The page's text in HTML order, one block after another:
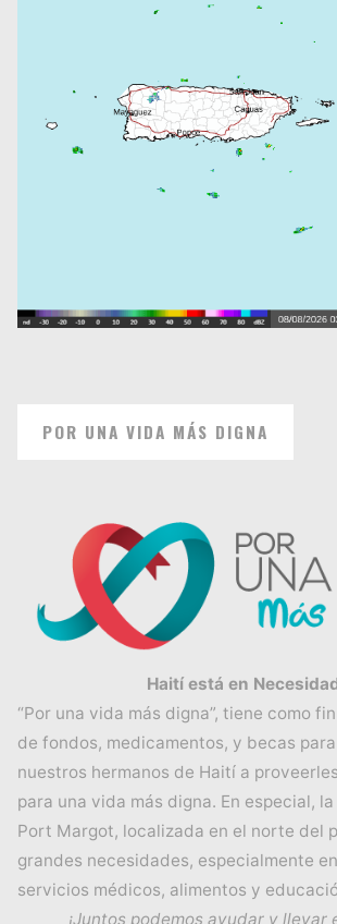
POR UNA VIDA MÁS DIGNA
Haití está en
“Por una vida más digna”, tiene como
de fondos, medicamentos, y becas
nuestros hermanos de Haití a
para una vida más digna. En especial,
Port Margot, localizada en el norte del
grandes necesidades, especialmente
servicios médicos, alimentos y
¡Juntos podemos ayudar y llevar